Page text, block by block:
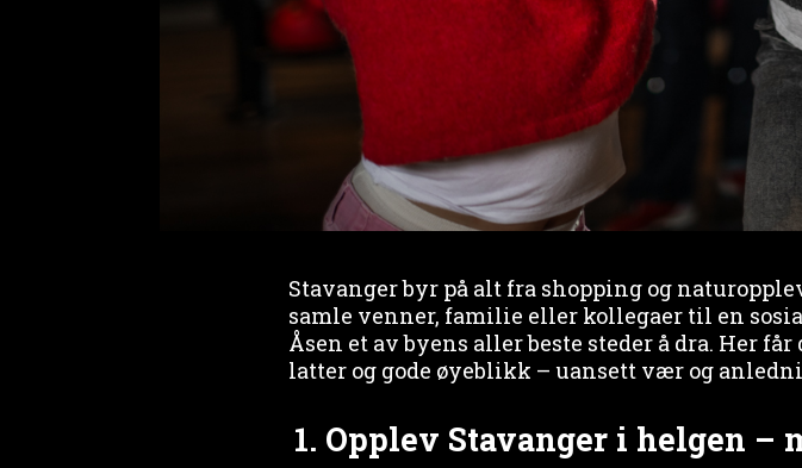
Stavanger byr på alt fra shopping og
samle venner, familie eller kollegaer til en
Åsen et av byens aller beste steder å dra. Her
latter og gode øyeblikk – uansett vær og
1. Opplev Stavanger i helgen